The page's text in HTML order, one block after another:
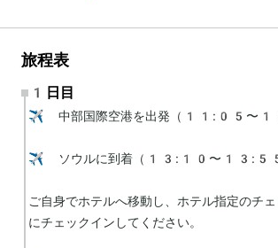
旅程表
1日目
✈️ 中部国際空港を出発（11:05〜
✈️ ソウルに到着（13:10〜13:55
ご自身でホテルへ移動し、ホテル指定のチ
にチェックインしてください。